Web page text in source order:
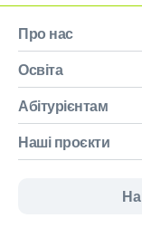
Про нас
Освіта
Абітурієнтам
Наші проєкти